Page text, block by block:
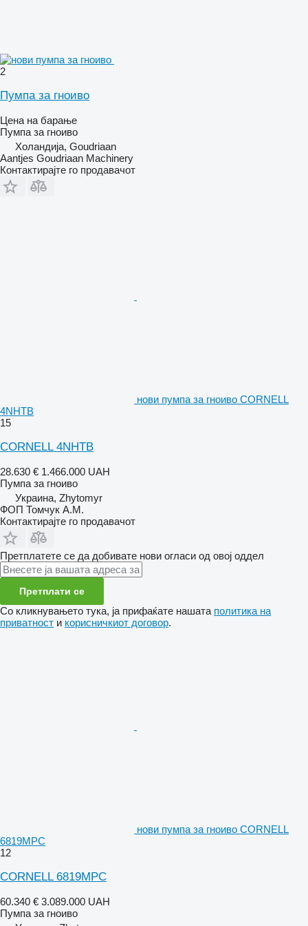
2
Пумпа за гноиво
Цена на барање
Пумпа за гноиво
Холандија, Goudriaan
Aantjes Goudriaan Machinery
Контактирајте го продавачот
нови пумпа за гноиво CORNELL
4NHTB
15
CORNELL 4NHTB
28.630 € 1.466.000 UAH
Пумпа за гноиво
Украина, Zhytomyr
ФОП Томчук А.М.
Контактирајте го продавачот
Претплатете се да добивате нови огласи од овој оддел
Претплати се
Со кликнувањето тука, ја прифаќате нашата политика на
приватност и корисничкиот договор.
нови пумпа за гноиво CORNELL
6819MPC
12
CORNELL 6819MPC
60.340 € 3.089.000 UAH
Пумпа за гноиво